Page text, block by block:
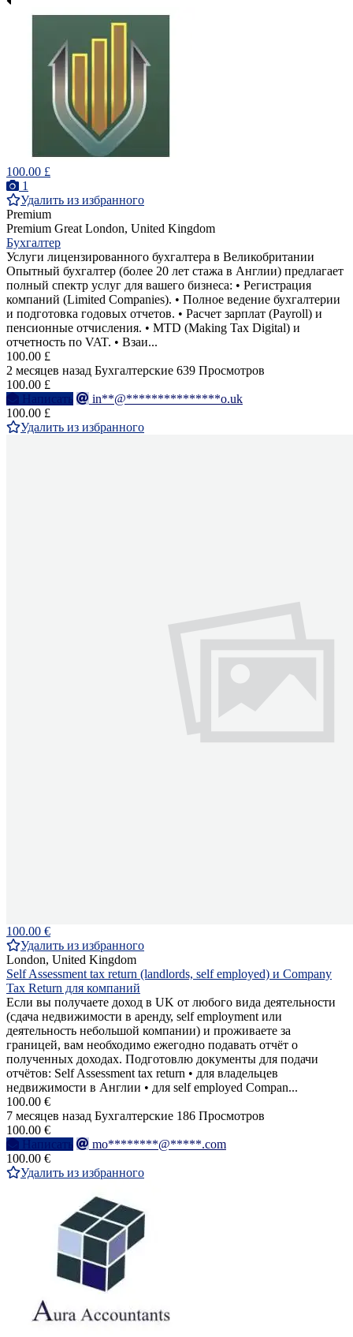
100.00 £
1
Удалить из избранного
Premium
Premium Great London, United Kingdom
Бухгалтер
Услуги лицензированного бухгалтера в Великобритании
Опытный бухгалтер (более 20 лет стажа в Англии) предлагает
полный спектр услуг для вашего бизнеса: • Регистрация
компаний (Limited Companies). • Полное ведение бухгалтерии
и подготовка годовых отчетов. • Расчет зарплат (Payroll) и
пенсионные отчисления. • MTD (Making Tax Digital) и
отчетность по VAT. • Взаи...
100.00 £
2 месяцев назад Бухгалтерские 639 Просмотров
100.00 £
Написать
in**@***************o.uk
100.00 £
Удалить из избранного
100.00 €
Удалить из избранного
London, United Kingdom
Self Assessment tax return (landlords, self employed) и Company
Tax Return для компаний
Если вы получаете доход в UK от любого вида деятельности
(сдача недвижимости в аренду, self employment или
деятельность небольшой компании) и проживаете за
границей, вам необходимо ежегодно подавать отчёт о
полученных доходах. Подготовлю документы для подачи
отчётов: Self Assessment tax return • для владельцев
недвижимости в Англии • для self employed Compan...
100.00 €
7 месяцев назад Бухгалтерские 186 Просмотров
100.00 €
Написать
mo********@*****.com
100.00 €
Удалить из избранного